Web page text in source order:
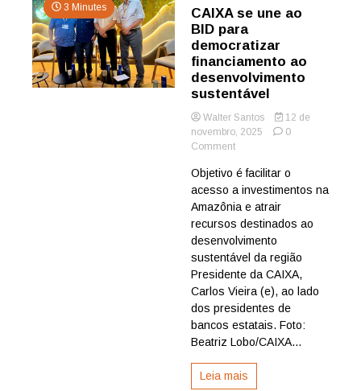
3 Minutes
CAIXA se une ao
BID para
democratizar
financiamento ao
desenvolvimento
sustentável
Walter Santos
12 de
novembro, 2025
0
Commenton
se
une
ao
BID
democratizar
financiamento
ao
desenvolvimento
sustentável
Objetivo é facilitar o
acesso a investimentos na
Amazônia e atrair
recursos destinados ao
desenvolvimento
sustentável da região
Presidente da CAIXA,
Carlos Vieira (e), ao lado
dos presidentes de
bancos estatais. Foto:
Beatriz Lobo/CAIXA...
Leia mais